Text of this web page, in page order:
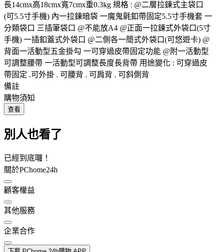
長14cmx高18cmx寬7cmx重0.3kg 規格 : @二層拉鍊式主袋口
(可5.5寸手機) 內一拉鍊暗袋 一魔鬼氈釦帶固定5.5寸手機套 一
分類袋口 三插筆袋口 @不能放A4 @正面一拉鍊式外袋口(5寸
手機) 一插釦蓋式外袋口 @二側各一簡式外袋口(可悠遊卡) @
背面一活動型五金掛勾 一可穿過皮帶固定功能 @附一活動型
可調整腰帶 一活動型可調整長度長背帶 用途變化 : 可穿過皮
帶固定 .可外掛 . 可腰背 . 可肩背 . 可斜側背
備註
購物須知
查看
別人也看了
已經到底囉！
關於PChome24h
顧客權益
其他服務
企業合作